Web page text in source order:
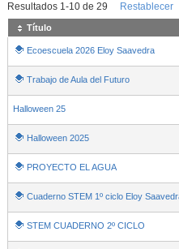
Resultados 1-10de 29 Restablecer
Título
Ecoescuela 2026 Eloy Saavedra
Trabajo de Aula del Futuro
Halloween 25
Halloween 2025
PROYECTO EL AGUA
Cuaderno STEM 1º ciclo Eloy
STEM CUADERNO 2º CICLO